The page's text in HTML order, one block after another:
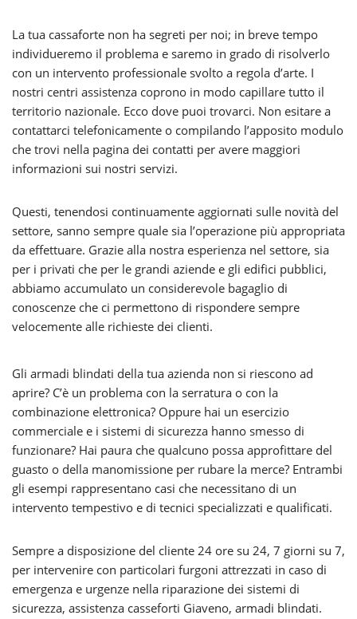
La tua cassaforte non ha segreti per noi; in breve tempo
individueremo il problema e saremo in grado di risolverlo
con un intervento professionale svolto a regola d’arte. I
nostri centri assistenza coprono in modo capillare tutto il
territorio nazionale. Ecco dove puoi trovarci. Non esitare a
contattarci telefonicamente o compilando l’apposito modulo
che trovi nella pagina dei contatti per avere maggiori
informazioni sui nostri servizi.
Questi, tenendosi continuamente aggiornati sulle novità del
settore, sanno sempre quale sia l’operazione più appropriata
da effettuare. Grazie alla nostra esperienza nel settore, sia
per i privati che per le grandi aziende e gli edifici pubblici,
abbiamo accumulato un considerevole bagaglio di
conoscenze che ci permettono di rispondere sempre
velocemente alle richieste dei clienti.
Gli armadi blindati della tua azienda non si riescono ad
aprire? C’è un problema con la serratura o con la
combinazione elettronica? Oppure hai un esercizio
commerciale e i sistemi di sicurezza hanno smesso di
funzionare? Hai paura che qualcuno possa approfittare del
guasto o della manomissione per rubare la merce? Entrambi
gli esempi rappresentano casi che necessitano di un
intervento tempestivo e di tecnici specializzati e qualificati.
Sempre a disposizione del cliente 24 ore su 24, 7 giorni su 7,
per intervenire con particolari furgoni attrezzati in caso di
emergenza e urgenze nella riparazione dei sistemi di
sicurezza, assistenza casseforti Giaveno, armadi blindati.